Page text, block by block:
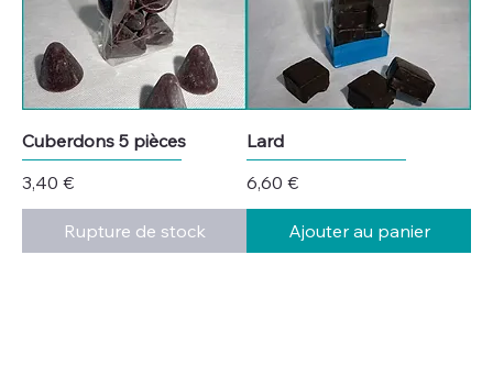
Cuberdons 5 pièces
Prix
3,40 €
Rupture de stock
Lard
Prix
6,60 €
Ajouter au panier